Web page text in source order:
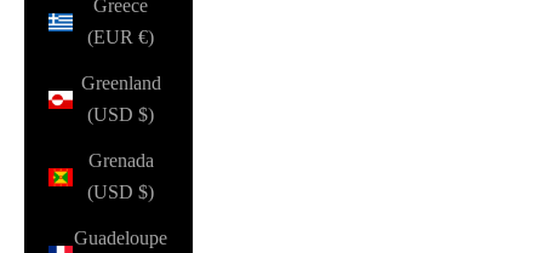
Greece
(EUR €)
Greenland
(USD $)
Grenada
(USD $)
Guadeloupe